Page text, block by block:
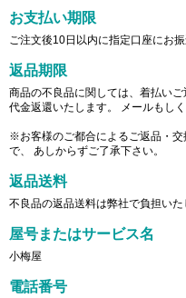
お支払い期限
ご注文後10日以内に指定口座にお振
返品期限
商品の不良品に関しては、着払い
代金返還いたします。 メールもし
※お客様のご都合によるご返品・
で、 あしからずご了承下さい。
返品送料
不良品の返品送料は弊社で負担いた
屋号またはサービス名
小梅屋
電話番号